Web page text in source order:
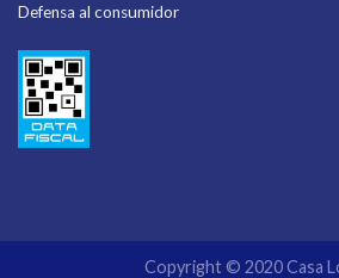
Defensa al consumidor
Copyright © 2020 Casa